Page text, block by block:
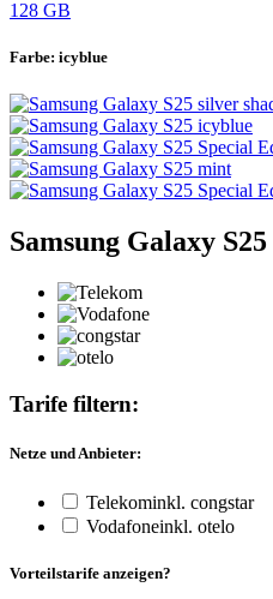
128 GB
Farbe: icyblue
Samsung Galaxy S25
Tarife filtern:
Netze und Anbieter:
Telekominkl. congstar
Vodafoneinkl. otelo
Vorteilstarife anzeigen?